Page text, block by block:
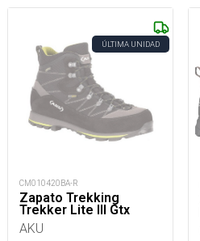
ÚLTIMA UNIDAD
CM010420BA-R
Zapato Trekking
Trekker Lite III Gtx
AKU